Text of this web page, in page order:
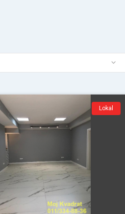
Lokal